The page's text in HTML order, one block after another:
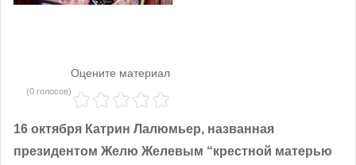
Оцените материал
(0 голосов)
16 октября Катрин Лалюмьер, названная
президентом Желю Желевым “крестной матерью